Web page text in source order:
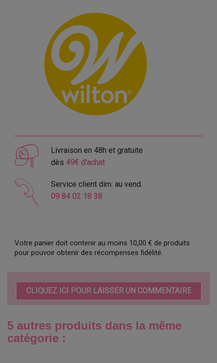
Livraison en 48h et gratuite
dès 49€ d'achat
Service client dim. au vend.
09 84 02 18 38
Votre panier doit contenir au moins 10,00 € de produits
pour pouvoir obtenir des récompenses fidélité.
CLIQUEZ ICI POUR LAISSER UN COMMENTAIRE
5 autres produits dans la même
catégorie :